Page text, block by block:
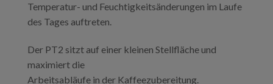
Temperatur- und Feuchtigkeitsänderungen im Laufe
des Tages auftreten.
Der PT2 sitzt auf einer kleinen Stellfläche und
maximiert die
Arbeitsabläufe in der Kaffeezubereitung.